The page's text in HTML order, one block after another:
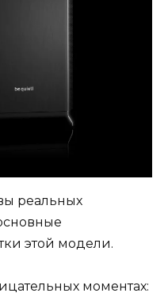
реальных
этой модели.
моментах: